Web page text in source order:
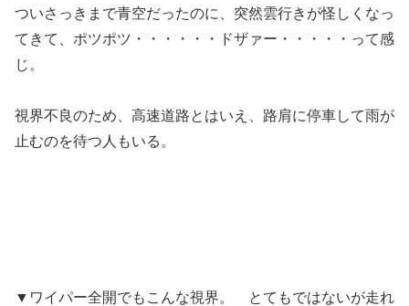
ついさっきまで青空だったのに、突然雲行きが怪しくなっ
てきて、ポツポツ・・・・・・ドザァー・・・・・って感
じ。
視界不良のため、高速道路とはいえ、路肩に停車して雨が
止むのを待つ人もいる。
▼ワイパー全開でもこんな視界。 とてもではないが走れ